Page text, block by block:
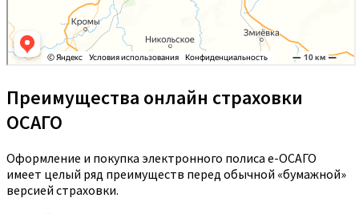
Преимущества онлайн страховки
ОСАГО
Оформление и покупка электронного полиса е-ОСАГО
имеет целый ряд преимуществ перед обычной «бумажной»
версией страховки.